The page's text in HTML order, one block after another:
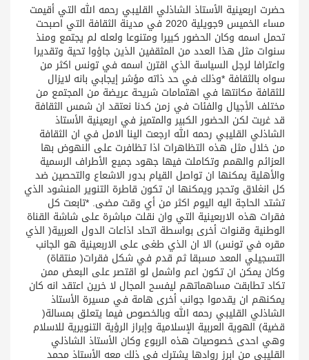
حضرت اربعينية الأستاذ الشاذلي القليبي رحمه الله التي أقيمت
مساء الخميس 9جويلية 2020 في مدينة الثقافة التي اصبحت
تحمل اسمه وكان الحضور كبيرا ومتنوعا ولعله لم يجتمع ومنذ
سنوات مثل هذا العدد من المثقفين الذين جاؤوا تحية وتقديرا
واعترافا لرجل السياسة الذي اقترن اسمه في تونس اكثر من
سواه بالثقافة *وذلك في حد ذاته مؤشر إيجابي بانه لايزال
للثقافة مكانتها في اهتمامات شريحة عريضة من المجتمع من
مختلف الأجيال والفئات في زمن كدنا نعتقد ان شمس الثقافة
قد غربت لكن الحضور الكبير والمتميز في اربعينية الأستاذ
الشاذلي القليبي رحمه الله ارجعت الينا الامل في ان الثقافة
من خلال مثل هذه التظاهرات اذا تظافرت على النهوض بها
العزائم والهمم وتكاملت فيها جهود جميع الأطراف الرسمية
والأهلية يمكنها ان تواصل القيام بدور الاشعاع والتحصين ضد
كل انغلاق وتحجر ويمكنها ان تكون قاطرة التنوير المنشود الذي
تشتد الحاجة اليه اليوم اكثر من أي وقت مضى. *تابعت كل
فقرات هذه الاربعينية التي وان نقلت مباشرة على شاشة القناة
الوطنية وقنوات أخرى بواسطة اتحاد اذاعات الدول العربية( الذي
مقره في تونس) الا ان الذي طغى على الاربعينية هو الجانب
التسجيلي المعد مسبقا ثم قدم في شكل فقرات( منتقاة)
وكان يمكن ان تكون اعم واشمل لو اقتصر على البعض ممن
تكاد تطابقت مساهماتهم ليفسح المجال لا خرين اعتقد انه كان
يمكنهم ان يقدموا جوانب أخرى هامة في مسيرة الأستاذ
الشاذلي القليبي رحمه الله وبالخصوص فيما يتعلق بمسالة(
قضية) الهوية العربية الإسلامية وإبراز الرؤية التنويرية للاسلام
وهي احدى خصوصيات هذه الربوع وكان الأستاذ الشاذلي
القليبي من ابرز روادها يشترك في ذلك معه الأستاذ محمد